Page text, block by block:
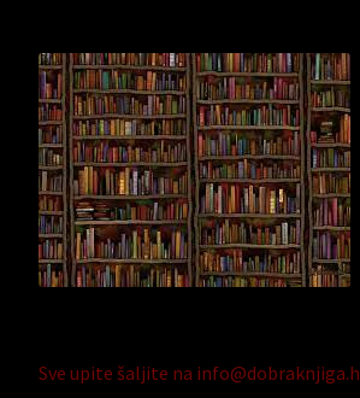
Sve upite šaljite na